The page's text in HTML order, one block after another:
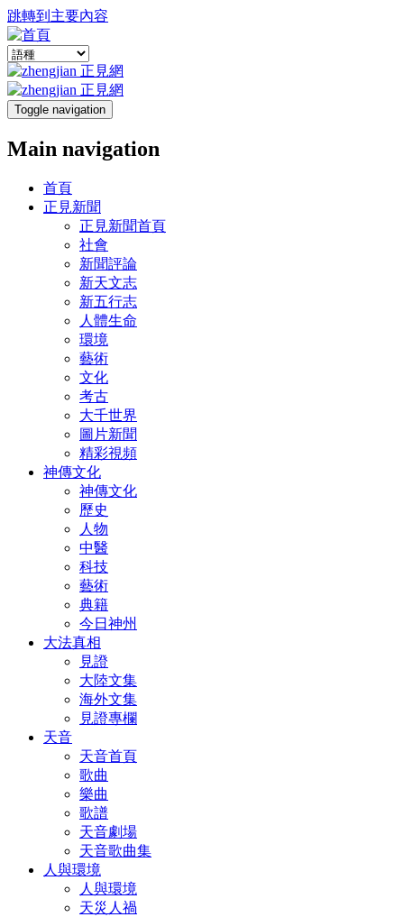
跳轉到主要內容
Toggle navigation
Main navigation
首頁
正見新聞
正見新聞首頁
社會
新聞評論
新天文志
新五行志
人體生命
環境
藝術
文化
考古
大千世界
圖片新聞
精彩視頻
神傳文化
神傳文化
歷史
人物
中醫
科技
藝術
典籍
今日神州
大法真相
見證
大陸文集
海外文集
見證專欄
天音
天音首頁
歌曲
樂曲
歌譜
天音劇場
天音歌曲集
人與環境
人與環境
天災人禍